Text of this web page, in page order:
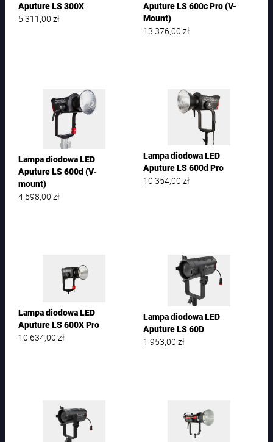
Aputure LS 300X
5 311,00zł
Aputure LS 600c Pro (V-
Mount)
13 376,00 zł
Lampa diodowa LED
Aputure LS 600d (V-
mount)
4 598,00zł
Lampa diodowa LED
Aputure LS 600d Pro
10 354,00 zł
Lampa diodowa LED
Aputure LS 600X Pro
10 634,00zł
Lampa diodowa LED
Aputure LS 60D
1 953,00 zł